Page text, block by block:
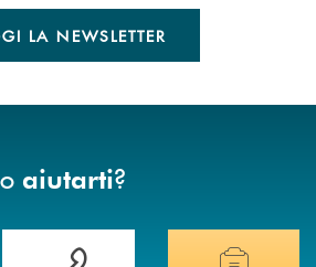
LA NEWSLETTER
aiutarti?
delle filiali della banca.
Hai bisogno di assistenza immediata?
Hai bisogno di